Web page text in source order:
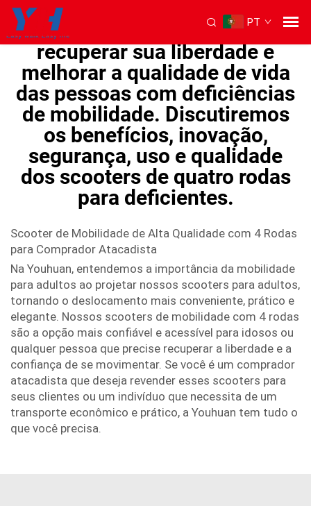
PT
é a maneira perfeita de
recuperar sua liberdade e
melhorar a qualidade de vida
das pessoas com deficiências
de mobilidade. Discutiremos
os benefícios, inovação,
segurança, uso e qualidade
dos scooters de quatro rodas
para deficientes.
Scooter de Mobilidade de Alta Qualidade com 4 Rodas
para Comprador Atacadista
Na Youhuan, entendemos a importância da mobilidade
para adultos ao projetar nossos scooters para adultos,
tornando o deslocamento mais conveniente, prático e
elegante. Nossos scooters de mobilidade com 4 rodas
são a opção mais confiável e acessível para idosos ou
qualquer pessoa que precise recuperar a liberdade e a
confiança de se movimentar. Se você é um comprador
atacadista que deseja revender esses scooters para
seus clientes ou um indivíduo que necessita de um
transporte econômico e prático, a Youhuan tem tudo o
que você precisa.